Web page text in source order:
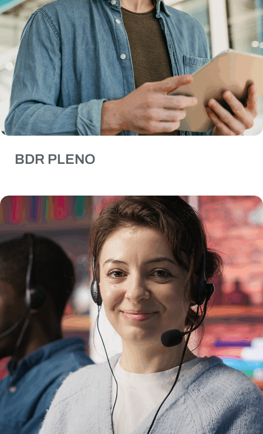
BDR PLENO